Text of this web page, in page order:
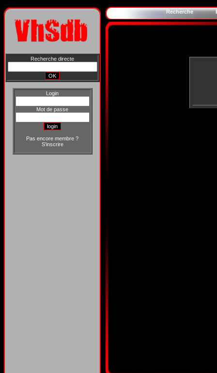
Recherche directe
Login
Mot de passe
Pas encore membre ?
S'inscrire
Recherche